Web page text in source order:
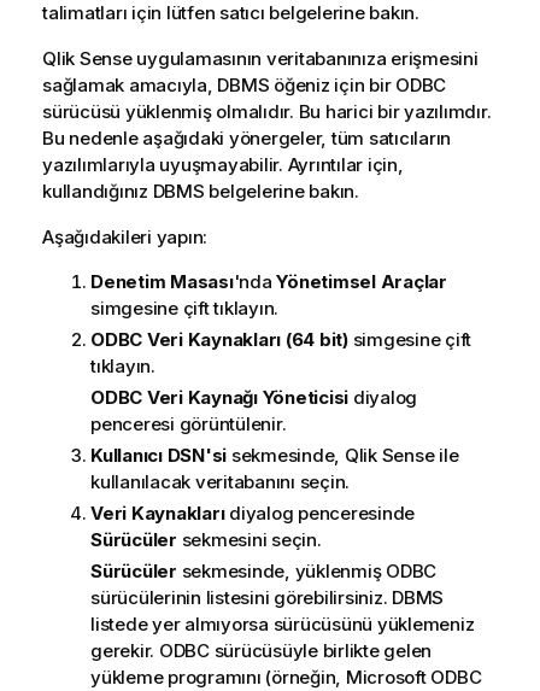
talimatları için lütfen satıcı belgelerine bakın.
Qlik Senseuygulamasının veritabanınıza erişmesini
sağlamak amacıyla, DBMS öğeniz için bir ODBC
sürücüsü yüklenmiş olmalıdır. Bu harici bir yazılımdır.
Bu nedenle aşağıdaki yönergeler, tüm satıcıların
yazılımlarıyla uyuşmayabilir. Ayrıntılar için,
kullandığınız DBMS belgelerine bakın.
Aşağıdakileri yapın:
Denetim Masası'ndaYönetimsel Araçlar
simgesine çift tıklayın.
ODBC Veri Kaynakları (64 bit)simgesine çift
tıklayın.
ODBC Veri Kaynağı Yöneticisi diyalog
penceresi görüntülenir.
Kullanıcı DSN'si sekmesinde, Qlik Senseile
kullanılacak veritabanını seçin.
Veri Kaynaklarıdiyalog penceresinde
Sürücüler sekmesini seçin.
Sürücüler sekmesinde, yüklenmiş ODBC
sürücülerinin listesini görebilirsiniz. DBMS
listede yer almıyorsa sürücüsünü yüklemeniz
gerekir. ODBCsürücüsüyle birlikte gelen
yükleme programını (örneğin, Microsoft ODBC